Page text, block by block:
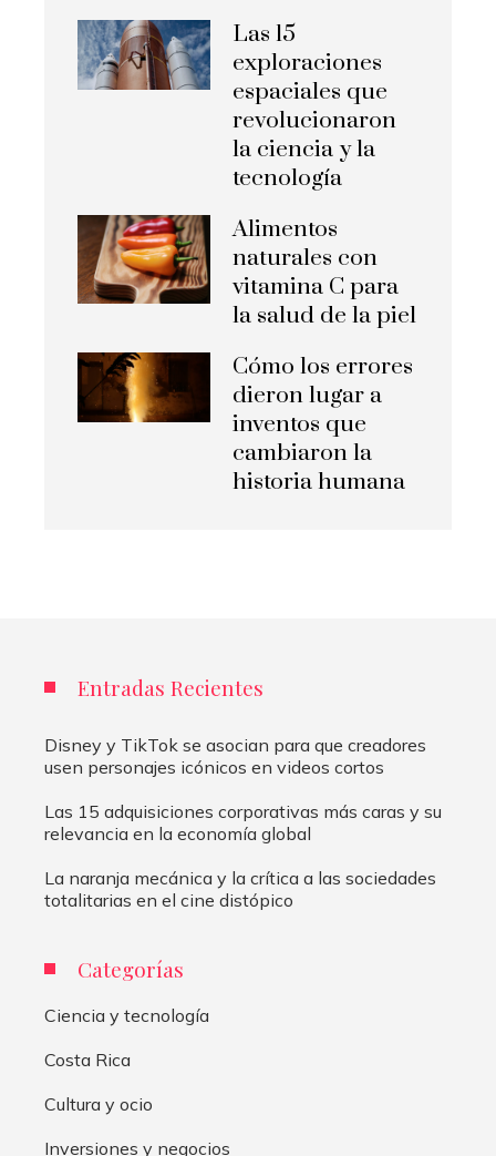
Las 15
exploraciones
espaciales que
revolucionaron
la ciencia y la
tecnología
Alimentos
naturales con
vitamina C para
la salud de la piel
Cómo los errores
dieron lugar a
inventos que
cambiaron la
historia humana
Entradas Recientes
Disney y TikTok se asocian para que creadores
usen personajes icónicos en videos cortos
Las 15 adquisiciones corporativas más caras y su
relevancia en la economía global
La naranja mecánica y la crítica a las sociedades
totalitarias en el cine distópico
Categorías
Ciencia y tecnología
Costa Rica
Cultura y ocio
Inversiones y negocios